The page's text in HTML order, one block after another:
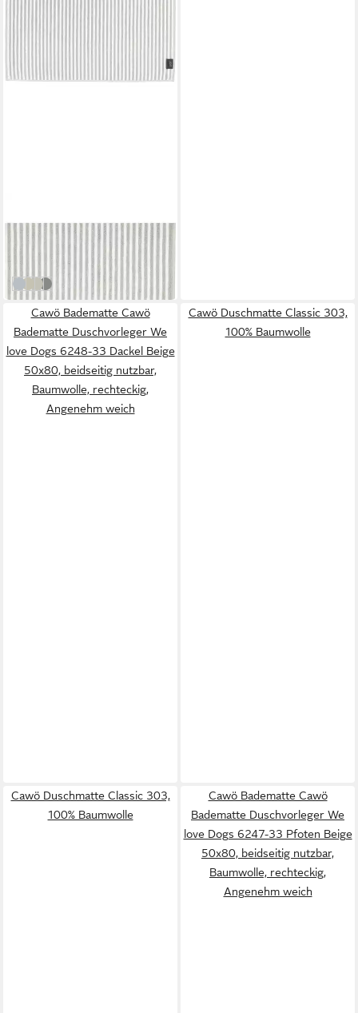
Duschmatte Two-Tone
in 2-3 Werktagen bei dir
76337077
Cawö Badematte Cawö
Badematte Duschvorleger We
love Dogs 6248-33 Dackel Beige
50x80, beidseitig nutzbar,
Baumwolle, rechteckig,
Angenehm weich
Cawö Duschmatte Classic 303,
100% Baumwolle
Cawö Duschmatte Classic 303,
100% Baumwolle
Cawö Badematte Cawö
Badematte Duschvorleger We
love Dogs 6247-33 Pfoten Beige
50x80, beidseitig nutzbar,
Baumwolle, rechteckig,
Angenehm weich